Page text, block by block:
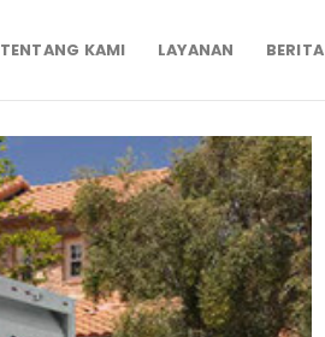
TENTANG KAMI LAYANAN BERITA